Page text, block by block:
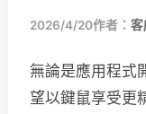
2026/4/20作者： 客
無論是應用程式
望以鍵鼠享受更